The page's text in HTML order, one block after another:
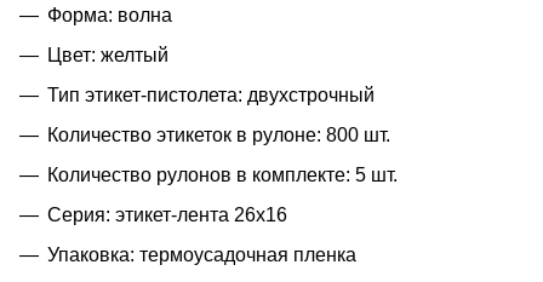
Форма: волна
Цвет: желтый
Тип этикет-пистолета: двухстрочный
Количество этикеток в рулоне: 800 шт.
Количество рулонов в комплекте: 5 шт.
Серия: этикет-лента 26х16
Упаковка: термоусадочная пленка